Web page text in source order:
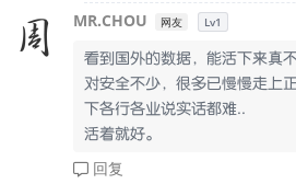
MR.CHOU
网友 Lv1
看到国外的数据，能活下来真不
对安全不少，很多已慢慢走上
下各行各业说实话都难..
活着就好。
回复